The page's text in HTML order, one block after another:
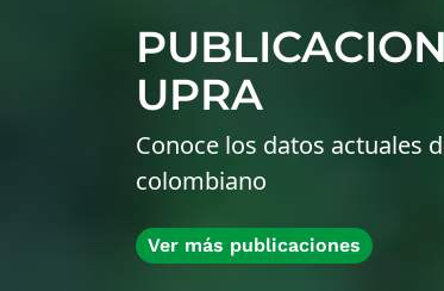
UPRA
Conoce los datos actuales
colombiano
Ver más publicaciones